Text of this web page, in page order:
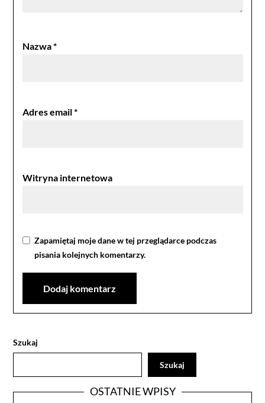
Nazwa*
Adres email*
Witryna internetowa
Zapamiętaj moje dane w tej przeglądarce podczas
pisania kolejnych komentarzy.
Szukaj
Szukaj
OSTATNIE WPISY